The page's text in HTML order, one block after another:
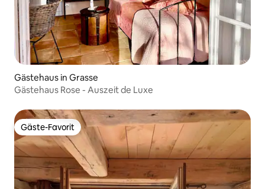
Gästehaus in Grasse
Gästehaus Rose - Auszeit de Luxe
Gäste-Favorit
Gäste-Favorit